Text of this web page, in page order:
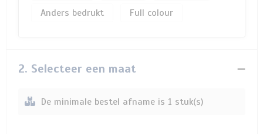
Anders bedrukt
Full colour
2. Selecteer een maat
De minimale bestel afname is 1 stuk(s)